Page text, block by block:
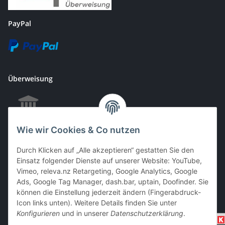
Wie wir Cookies & Co nutzen
Durch Klicken auf „Alle akzeptieren“ gestatten Sie den
Einsatz folgender Dienste auf unserer Website: YouTube,
Vimeo, releva.nz Retargeting, Google Analytics, Google
Ads, Google Tag Manager, dash.bar, uptain, Doofinder. Sie
können die Einstellung jederzeit ändern (Fingerabdruck-
Icon links unten). Weitere Details finden Sie unter
Konfigurieren und in unserer Datenschutzerklärung.
PayPal
Überweisung
EC & Kreditkartenzahlung bei Abholung
Barzahlung bei Abholung